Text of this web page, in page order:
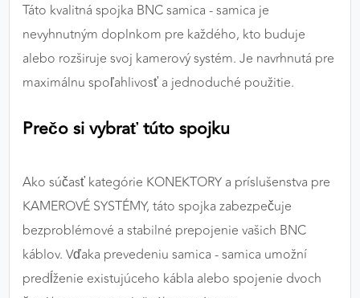
Táto kvalitná spojka BNC samica - samica je
nevyhnutným doplnkom pre každého, kto buduje
alebo rozširuje svoj kamerový systém. Je navrhnutá pre
maximálnu spoľahlivosť a jednoduché použitie.
Prečo si vybrať túto spojku
Ako súčasť kategórie KONEKTORY a príslušenstva pre
KAMEROVÉ SYSTÉMY, táto spojka zabezpečuje
bezproblémové a stabilné prepojenie vašich BNC
káblov. Vďaka prevedeniu samica - samica umožní
predĺženie existujúceho kábla alebo spojenie dvoch
výkon a funkčnosť našich stránok.
Google Analytics
Poskytovateľ: Google
Marketingové cookies sa používajú na sledovanie
správania používateľov naprieč webovými
stránkami. Umožňujú nám a našim partnerom
zobrazovať cielenú a relevantnú reklamu, a to na
našom webe aj v reklamných sieťach tretích strán.
Google Ads